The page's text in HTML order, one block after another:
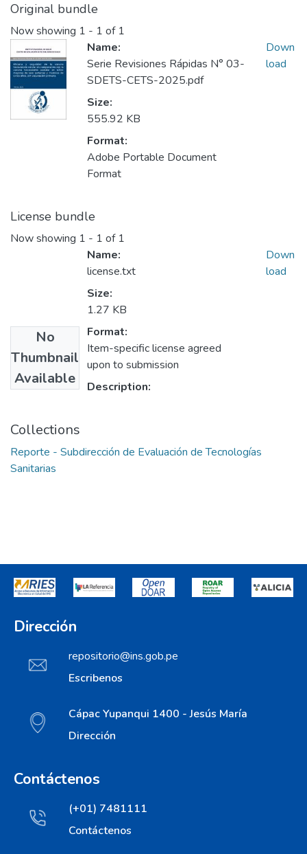
Original bundle
Now showing 1 - 1 of 1
Name:
Serie Revisiones Rápidas N° 03-
SDETS-CETS-2025.pdf
Size:
555.92 KB
Format:
Adobe Portable Document
Format
Down
load
License bundle
Now showing 1 - 1 of 1
No
Thumbnail
Available
Name:
license.txt
Size:
1.27 KB
Format:
Item-specific license agreed
upon to submission
Description:
Down
load
Collections
Reporte - Subdirección de Evaluación de Tecnologías
Sanitarias
Dirección
repositorio@ins.gob.pe
Escribenos
Cápac Yupanqui 1400 - Jesús María
Dirección
Contáctenos
(+01) 7481111
Contáctenos